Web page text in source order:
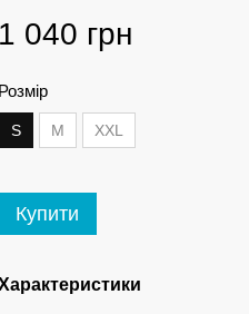
1 040 грн
Розмір
S M XXL
Купити